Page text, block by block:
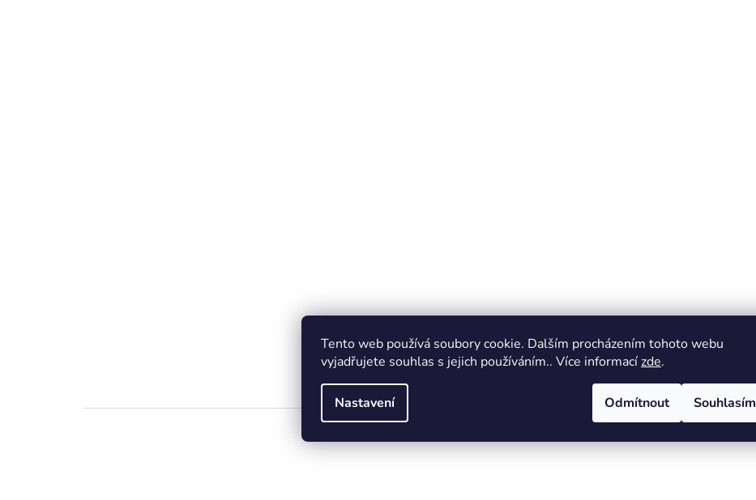
Tento web používá soubory cookie. Dalším procházením tohoto webu
vyjadřujete souhlas s jejich používáním.. Více informacízde.
Nastavení Odmítnout Souhlasím